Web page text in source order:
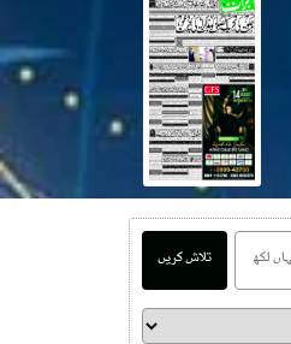
تلاش کریں